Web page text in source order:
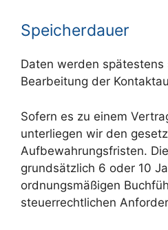
Speicherdauer
Daten werden spätestens
Bearbeitung der
Sofern es zu einem
unterliegen wir den
Aufbewahrungsfristen.
grundsätzlich 6 oder 10
ordnungsmäßigen
steuerrechtlichen